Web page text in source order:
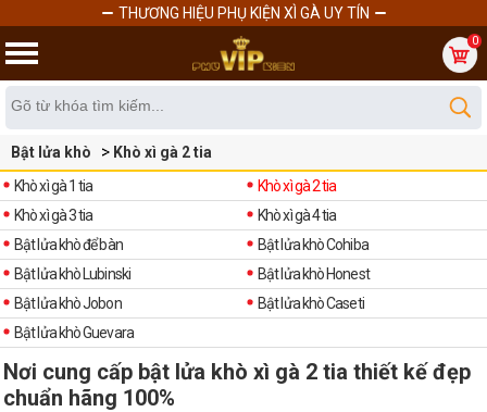
0
Bật lửa khò
Khò xì gà 2 tia
Khò xì gà 1 tia
Khò xì gà 2 tia
Khò xì gà 3 tia
Khò xì gà 4 tia
Bật lửa khò để bàn
Bật lửa khò Cohiba
Bật lửa khò Lubinski
Bật lửa khò Honest
Bật lửa khò Jobon
Bật lửa khò Caseti
Bật lửa khò Guevara
Nơi cung cấp bật lửa khò xì gà 2 tia thiết kế đẹp
chuẩn hãng 100%
THƯƠNG HIỆU PHỤ KIỆN XÌ GÀ UY TÍN